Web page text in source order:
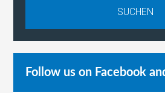
Follow us on Facebook